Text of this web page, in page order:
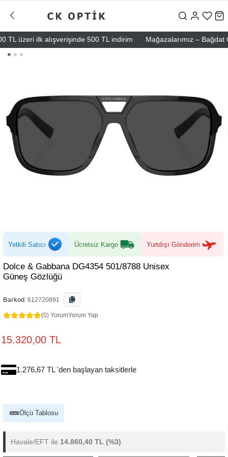
üzeri ilk alışverişinde 500 TL indirim Mağazalarımız – Bağdat
Yetkili Satıcı Ücretsiz Kargo Yurtdışı Gönderim
Dolce & Gabbana DG4354 501/8788 Unisex
Güneş Gözlüğü
Barkod : 612720891
(0) YorumYorum Yap
15.320,00 TL
1.276,67 TL 'den başlayan taksitlerle
Ölçü Tablosu
Havale/EFT ile 14.860,40 TL (%3)